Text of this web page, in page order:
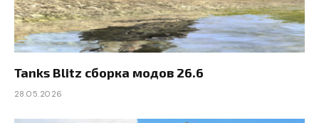
Tanks Blitz сборка модов 26.6
28.05.2026